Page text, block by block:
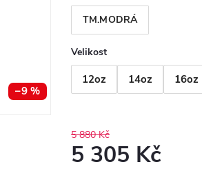
–9 %
TM.MODRÁ
Velikost
12oz 14oz 16oz
5 880 Kč
5 305 Kč